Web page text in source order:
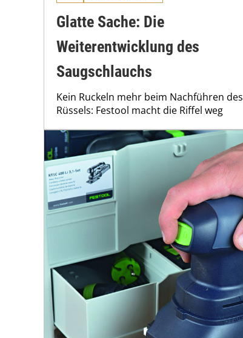
Glatte Sache: Die
Weiterentwicklung des
Saugschlauchs
Kein Ruckeln mehr beim Nachführen des
Rüssels: Festool macht die Riffel weg